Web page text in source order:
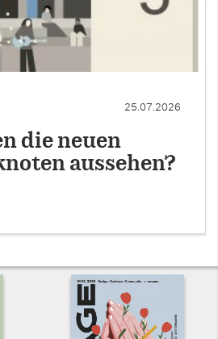
25.07.2026
die neuen
aussehen?